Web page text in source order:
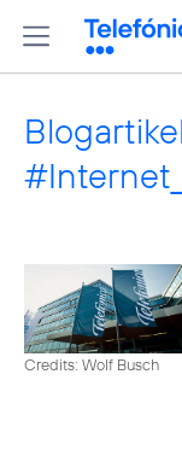
Credits: Wolf Busch